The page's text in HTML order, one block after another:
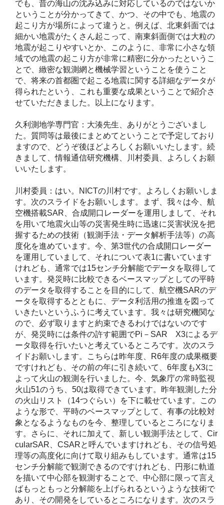
でも、昔の海山の沈み込みに対応しているのではないか
ということが分かってきて、かつ、その中でも、地震の
起こり方が場所によって違うと。例えば、北東斜面では
細かい地震がたくさん起こって、南東斜面側では大粒の
地震が起こりやすいとか、このように、非常に小さな領
域での地震の起こり方が非常に精密に分かったというこ
とで、緻密な観測網と機械学習ということを使うこと
で、将来の首都圏で起こる地震に関する詳細なデータが
得られたという、これも重要な成果ということで紹介さ
せていただきました。以上になります。
久利測地学専門官：大湊先生、ありがとうございまし
た。質問等は最後にまとめてということで予定しており
ますので、どうぞ後ほどよろしくお願いいたします。続
きまして、情報通信研究機構、川村委員、よろしくお願
いいたします。
川村委員：はい。NICTの川村です。よろしくお願いしま
す。次のスライドをお願いします。まず、我々は今、航
空機搭載SAR、合成開口レーダーを運用しまして、それ
を用いて地震火山等の災害発生時に迅速に災害状況を把
握するための技術（観測手法・データ解析手法等）の高
度化を進めています。今、第3世代の合成開口レーダー
を運用していまして、それについて表1に書いています
けれども、通常では15センチ分解能でデータを取得して
います。発災時に比較できるベースマップとしての平時
のデータを取得することを目的にして、航空機SARのデ
ータを取得するとともに、データ利活用の推進を図って
いきたいというふうに考えています。我々は研究機関な
ので、必ず取りますと約束できるわけではないのです
が、発災時には条件の許す範囲でPi－SAR X3によるデ
ータ取得を行いたいと考えているところです。次のスラ
イドお願いします。こちらは昨年度、R6年度の成果概要
ですけれども、その前の年に引き続いて、6年度もX3に
よって火山の観測を行いました。今、気象庁の常時監視
火山51のうち、50は取得できています。昨年観測した分
の火山リスト（14つぐらい）を下に載せています。この
ような形で、平時のベースマップとして、有事の比較対
象となるようなものを今、整理しているところになりま
す。さらに、それに加えて、新しい観測手法として、Cir
cularSAR、CSARと呼んでいますけれども、その信号処
理等の高度化に向けて取り組みもしています。通常は15
センチ分解能で観測できるのですけれども、円形に軌道
を描いて中心部を観測することで、中心部に限って言え
ばもっともっと分解能を上げられるというような技術で
あり、その開発をしているところになります。次のスラ